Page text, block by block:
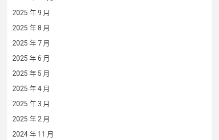
2025 年 9 月
2025 年 8 月
2025 年 7 月
2025 年 6 月
2025 年 5 月
2025 年 4 月
2025 年 3 月
2025 年 2 月
2024 年 11 月